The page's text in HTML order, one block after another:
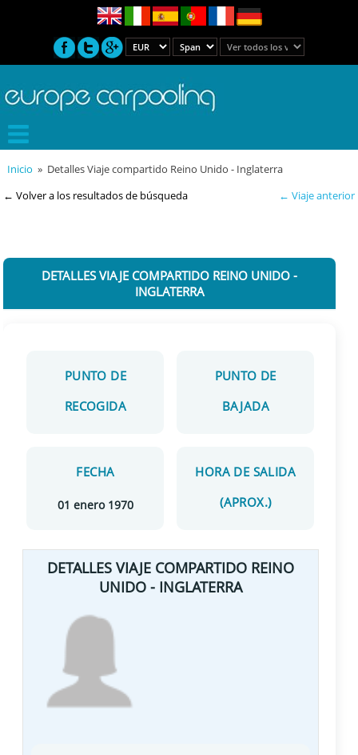
Inicio » Detalles Viaje compartido Reino Unido - Inglaterra
← Volver a los resultados de búsqueda
← Viaje anterior
DETALLES VIAJE COMPARTIDO REINO UNIDO -
INGLATERRA
PUNTO DE
RECOGIDA
PUNTO DE
BAJADA
FECHA
01 enero 1970
HORA DE SALIDA
(APROX.)
DETALLES VIAJE COMPARTIDO REINO
UNIDO - INGLATERRA